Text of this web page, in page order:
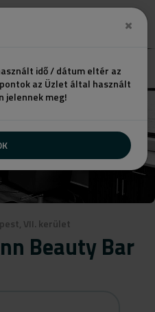
idő / dátum eltér az
az Üzlet által használt
jelennek meg!
VII. kerület
Beauty Bar